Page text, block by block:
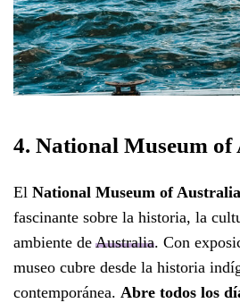
4. National Museum of
El National Museum of Australia
fascinante sobre la historia, la
ambiente de Australia. Con
museo cubre desde la historia
contemporánea. Abre todos los